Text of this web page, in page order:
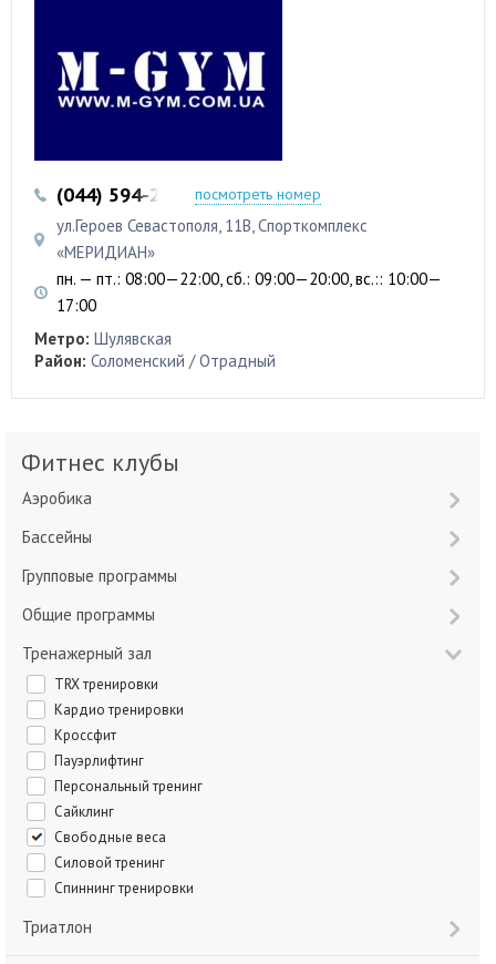
(044) 594-25-35 (096) 062-60-21
посмотреть номер
ул.Героев Севастополя, 11В, Спорткомплекс
«МЕРИДИАН»
пн. — пт.: 08:00—22:00, сб.: 09:00—20:00, вс.:: 10:00—
17:00
Метро: Шулявская
Район: Соломенский / Отрадный
Фитнес клубы
Аэробика
Бассейны
Групповые программы
Общие программы
Тренажерный зал
TRX тренировки
Кардио тренировки
Кроссфит
Пауэрлифтинг
Персональный тренинг
Сайклинг
Свободные веса
Силовой тренинг
Спиннинг тренировки
Триатлон